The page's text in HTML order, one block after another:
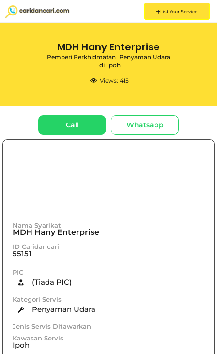
List Your Service
MDH Hany Enterprise
Pemberi Perkhidmatan Penyaman Udara
di Ipoh
Views: 415
Call Whatsapp
Nama Syarikat
MDH Hany Enterprise
ID Caridancari
55151
PIC
(Tiada PIC)
Kategori Servis
Penyaman Udara
Jenis Servis Ditawarkan
Kawasan Servis
Ipoh